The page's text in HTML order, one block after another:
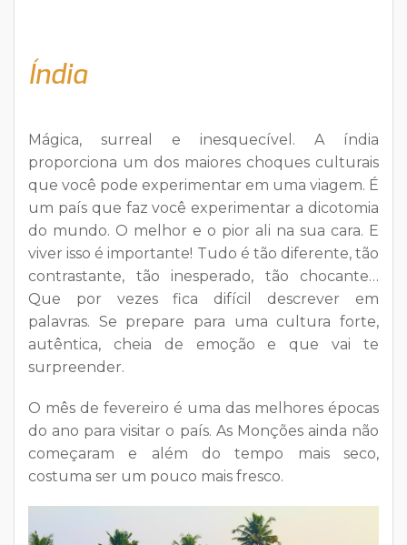
Índia
Mágica, surreal e inesquecível. A índia
proporciona um dos maiores choques culturais
que você pode experimentar em uma viagem. É
um país que faz você experimentar a dicotomia
do mundo. O melhor e o pior ali na sua cara. E
viver isso é importante! Tudo é tão diferente, tão
contrastante, tão inesperado, tão chocante…
Que por vezes fica difícil descrever em
palavras. Se prepare para uma cultura forte,
autêntica, cheia de emoção e que vai te
surpreender.
O mês de fevereiro é uma das melhores épocas
do ano para visitar o país. As Monções ainda não
começaram e além do tempo mais seco,
costuma ser um pouco mais fresco.